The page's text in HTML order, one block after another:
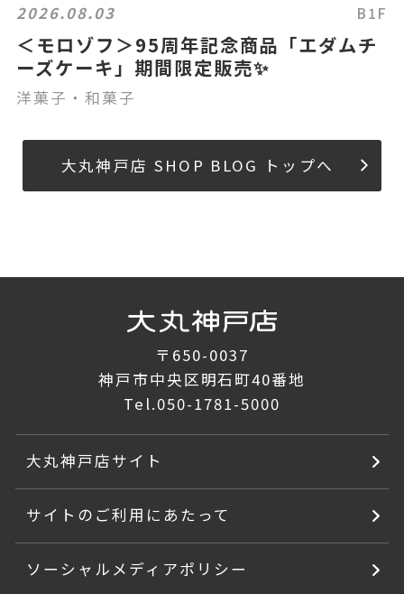
2026.08.03 B1F
＜モロゾフ＞95周年記念商品「エダムチ
ーズケーキ」期間限定販売✨
洋菓子・和菓子
大丸神戸店 SHOP BLOG トップへ
〒650-0037
神戸市中央区明石町40番地
Tel.050-1781-5000
大丸神戸店サイト
サイトのご利用にあたって
ソーシャルメディアポリシー